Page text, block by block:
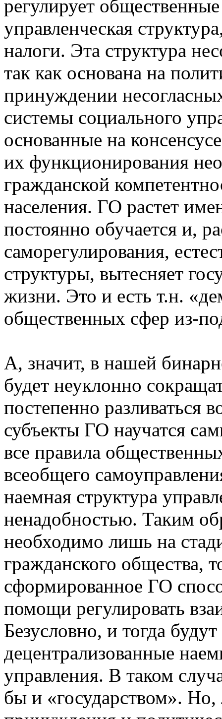
регулирует
управленческая
налоги. Эта структура
так как основана на
принуждении
системы социального
основанные на
их функционирования
гражданской
населения. ГО растет
постоянно обучается и,
саморегулирования,
структуры, вытесняет
жизни. Это и есть т.н.
общественных сфер из-
А, значит, в нашей
будет неуклонно
постепенно разливаться
субъекты ГО научатся
все правила
всеобщего
наемная структура
ненадобностью. Таким
необходимо лишь на
гражданского общества,
сформированное ГО
помощи регулировать
Безусловно, и тогда
децентрализованные
управления. В таком
бы и «государством».